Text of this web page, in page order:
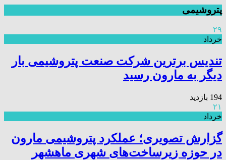
پتروشیمی
۲۹
خرداد
تندیس برترین شرکت صنعت پتروشیمی بار
دیگر به مارون رسید
194 بازدید
۲۱
خرداد
گزارش تصویری؛ عملکرد پتروشیمی مارون
در حوزه زیرساخت‌های شهری ماهشهر